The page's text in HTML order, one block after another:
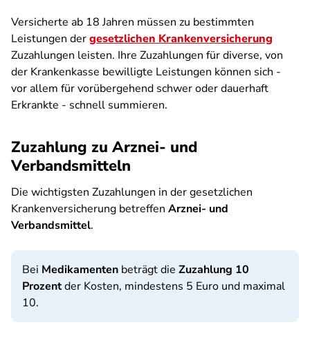
Versicherte ab 18 Jahren müssen zu bestimmten
Leistungen dergesetzlichen Krankenversicherung
Zuzahlungen leisten. Ihre Zuzahlungen für diverse, von
der Krankenkasse bewilligte Leistungen können sich -
vor allem für vorübergehend schwer oder dauerhaft
Erkrankte - schnell summieren.
Zuzahlung zu Arznei- und
Verbandsmitteln
Die wichtigsten Zuzahlungen in der gesetzlichen
Krankenversicherung betreffen Arznei- und
Verbandsmittel.
Bei Medikamenten beträgt die Zuzahlung 10
Prozentder Kosten, mindestens 5 Euro und maximal
10.